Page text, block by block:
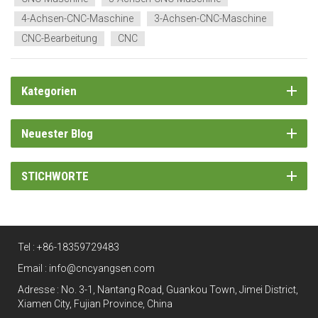
4-Achsen-CNC-Maschine
3-Achsen-CNC-Maschine
CNC-Bearbeitung
CNC
Kategorien
Neuester Blog
STICHWORTE
Tel : +86-18359729483
Email : info@cncyangsen.com
Adresse : No. 3-1, Nantang Road, Guankou Town, Jimei District,
Xiamen City, Fujian Province, China